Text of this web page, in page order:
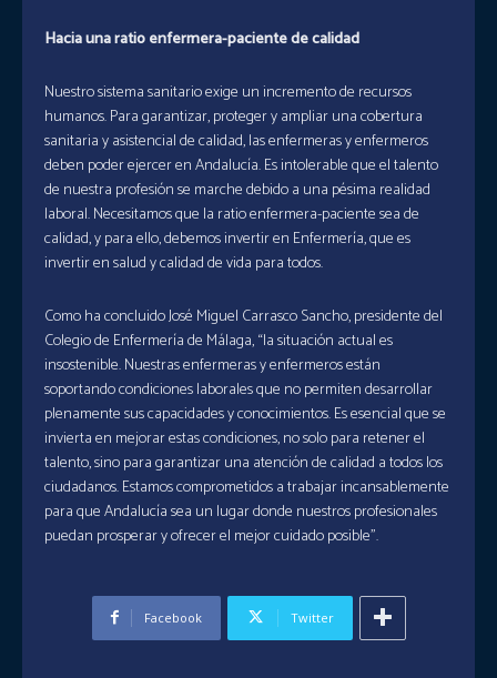
Hacia una ratio enfermera-paciente de calidad
Nuestro sistema sanitario exige un incremento de recursos
humanos. Para garantizar, proteger y ampliar una cobertura
sanitaria y asistencial de calidad, las enfermeras y enfermeros
deben poder ejercer en Andalucía. Es intolerable que el talento
de nuestra profesión se marche debido a una pésima realidad
laboral. Necesitamos que la ratio enfermera-paciente sea de
calidad, y para ello, debemos invertir en Enfermería, que es
invertir en salud y calidad de vida para todos.
Como ha concluido José Miguel Carrasco Sancho, presidente del
Colegio de Enfermería de Málaga, “la situación actual es
insostenible. Nuestras enfermeras y enfermeros están
soportando condiciones laborales que no permiten desarrollar
plenamente sus capacidades y conocimientos. Es esencial que se
invierta en mejorar estas condiciones, no solo para retener el
talento, sino para garantizar una atención de calidad a todos los
ciudadanos. Estamos comprometidos a trabajar incansablemente
para que Andalucía sea un lugar donde nuestros profesionales
puedan prosperar y ofrecer el mejor cuidado posible”.
Facebook Twitter